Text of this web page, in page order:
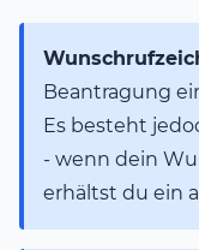
Beantragung
Es besteht
- wenn dein
erhältst du ein